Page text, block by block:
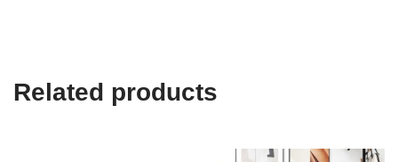
Related products